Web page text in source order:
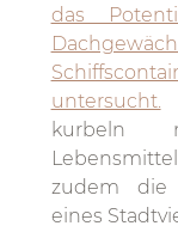
das
untersucht.
zudem die
eines